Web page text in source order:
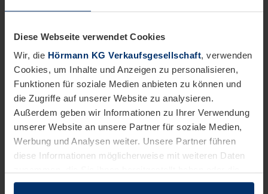
Diese Webseite verwendet Cookies
Wir, die Hörmann KG Verkaufsgesellschaft, verwenden
Cookies, um Inhalte und Anzeigen zu personalisieren,
Funktionen für soziale Medien anbieten zu können und
die Zugriffe auf unserer Website zu analysieren.
Außerdem geben wir Informationen zu Ihrer Verwendung
unserer Website an unsere Partner für soziale Medien,
Werbung und Analysen weiter. Unsere Partner führen
diese Informationen möglicherweise mit weiteren Daten
sie im Rahmen Ihrer Nutzung der Dienste gesammelt